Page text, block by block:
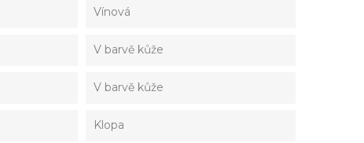
Vínová
V barvě kůže
V barvě kůže
Klopa